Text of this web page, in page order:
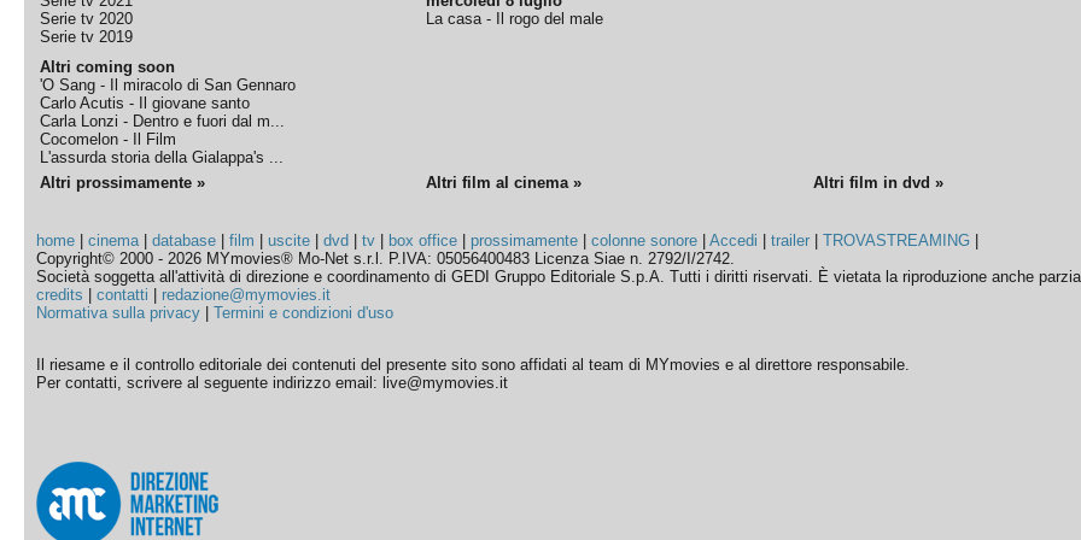
Serie tv 2020
Serie tv 2019
Altri coming soon
'O Sang - Il miracolo di San Gennaro
Carlo Acutis - Il giovane santo
Carla Lonzi - Dentro e fuori dal m...
Cocomelon - Il Film
L'assurda storia della Gialappa's ...
La casa - Il rogo del male
Altri prossimamente » Altri film al cinema » Altri film in dvd »
home |cinema|database |film |uscite |dvd |tv box office prossimamente |colonne sonore |Accedi |trailer |TROVASTREAMING
Copyright© 2000 - 2026 MYmovies® Mo-Net s.r.l. P.IVA: 05056400483 Licenza Siae n. 2792/I/2742.
Società soggetta all'attività di direzione e coordinamento di GEDI Gruppo Editoriale S.p.A. Tutti i diritti riservati. È vietata la riproduzione anche
credits |contatti
redazione@mymovies.it
Normativa sulla privacy |Termini e condizioni d'uso
Il riesame e il controllo editoriale dei contenuti del presente sito sono affidati al team di MYmovies e al direttore responsabile.
Per contatti, scrivere al seguente indirizzo email: live@mymovies.it